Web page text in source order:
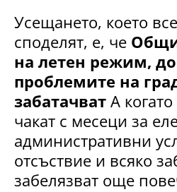
Усещането, което
споделят, е, че
на летен режим,
проблемите на
забатачват А
чакат с месеци за
административни
отсъствие и всяко
забелязват още